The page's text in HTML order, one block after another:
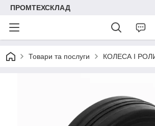
ПРОМТЕХСКЛАД
Товари та послуги КОЛЕСА І